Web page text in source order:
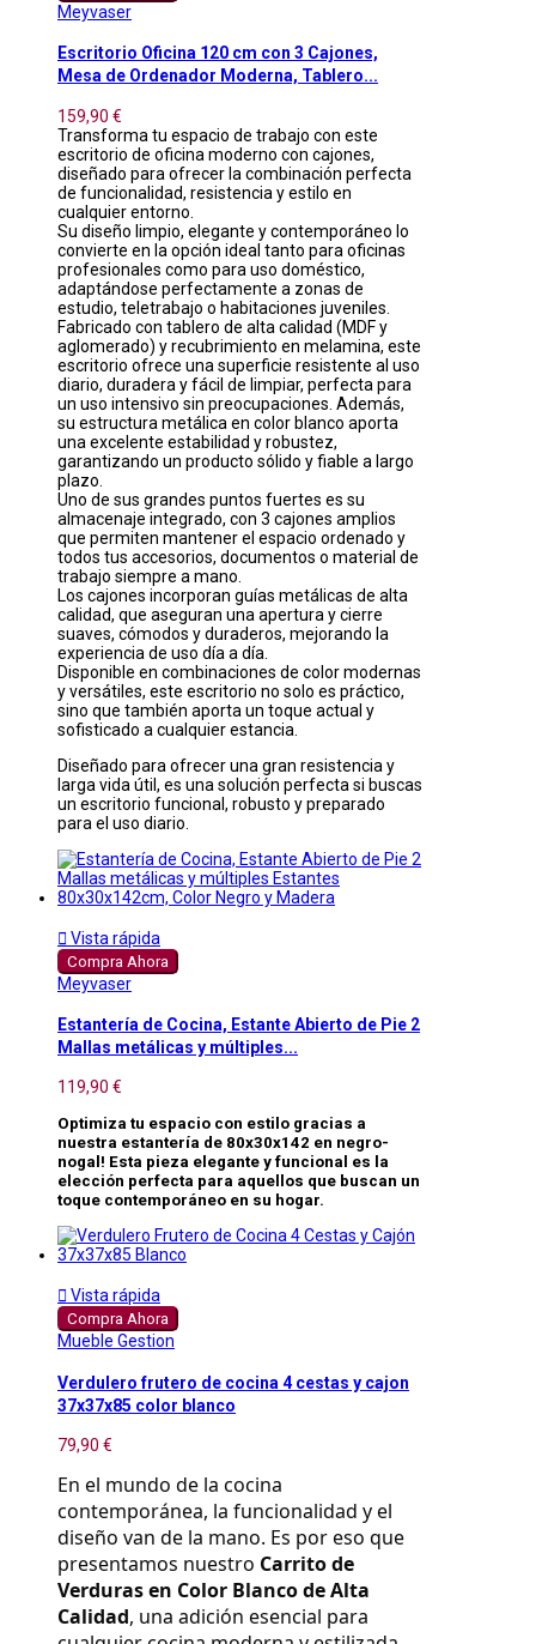
Meyvaser
Escritorio Oficina 120 cm con 3 Cajones,
Mesa de Ordenador Moderna, Tablero...
159,90 €
Transforma tu espacio de trabajo con este
escritorio de oficina moderno con cajones,
diseñado para ofrecer la combinación perfecta
de funcionalidad, resistencia y estilo en
cualquier entorno.
Su diseño limpio, elegante y contemporáneo lo
convierte en la opción ideal tanto para oficinas
profesionales como para uso doméstico,
adaptándose perfectamente a zonas de
estudio, teletrabajo o habitaciones juveniles.
Fabricado con tablero de alta calidad (MDF y
aglomerado) y recubrimiento en melamina, este
escritorio ofrece una superficie resistente al uso
diario, duradera y fácil de limpiar, perfecta para
un uso intensivo sin preocupaciones. Además,
su estructura metálica en color blanco aporta
una excelente estabilidad y robustez,
garantizando un producto sólido y fiable a largo
plazo.
Uno de sus grandes puntos fuertes es su
almacenaje integrado, con 3 cajones amplios
que permiten mantener el espacio ordenado y
todos tus accesorios, documentos o material de
trabajo siempre a mano.
Los cajones incorporan guías metálicas de alta
calidad, que aseguran una apertura y cierre
suaves, cómodos y duraderos, mejorando la
experiencia de uso día a día.
Disponible en combinaciones de color modernas
y versátiles, este escritorio no solo es práctico,
sino que también aporta un toque actual y
sofisticado a cualquier estancia.
Diseñado para ofrecer una gran resistencia y
larga vida útil, es una solución perfecta si buscas
un escritorio funcional, robusto y preparado
para el uso diario.
 Vista rápida
Compra Ahora
Meyvaser
Estantería de Cocina, Estante Abierto de Pie 2
Mallas metálicas y múltiples...
119,90 €
Optimiza tu espacio con estilo gracias a
nuestra estantería de 80x30x142 en negro-
nogal! Esta pieza elegante y funcional es la
elección perfecta para aquellos que buscan un
toque contemporáneo en su hogar.
 Vista rápida
Compra Ahora
Mueble Gestion
Verdulero frutero de cocina 4 cestas y cajon
37x37x85 color blanco
79,90 €
En el mundo de la cocina
contemporánea, la funcionalidad y el
diseño van de la mano. Es por eso que
presentamos nuestro Carrito de
Verduras en Color Blanco de Alta
Calidad, una adición esencial para